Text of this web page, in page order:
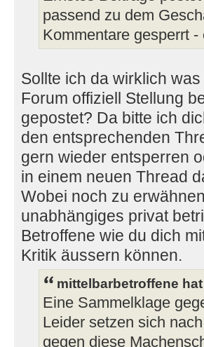
passend zu dem
Kommentare gesperrt
Sollte ich da wirklich
Forum offiziell Stellung
gepostet? Da bitte ich
den entsprechenden
gern wieder entsperren
in einem neuen Thread
Wobei noch zu
unabhängiges privat
Betroffene wie du dich
Kritik äussern können.
mittelbarbetroffene
Eine Sammelklage
Leider setzen sich
gegen diese